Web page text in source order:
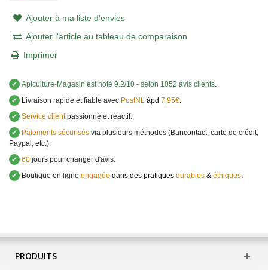
Ajouter à ma liste d'envies
Ajouter l'article au tableau de comparaison
Imprimer
✔ Apiculture-Magasin est noté 9.2/10 - selon 1052 avis clients.
✔
Livraison rapide et fiable avec PostNL àpd 7,95€.
✔ Service clientpassionné et réactif.
✔
Paiements sécurisés via plusieurs méthodes (Bancontact, carte de crédit,
Paypal, etc.).
✔ 60 jours pour changer d'avis.
✔
Boutique en ligne engagée dans des pratiques durables & éthiques.
PRODUITS